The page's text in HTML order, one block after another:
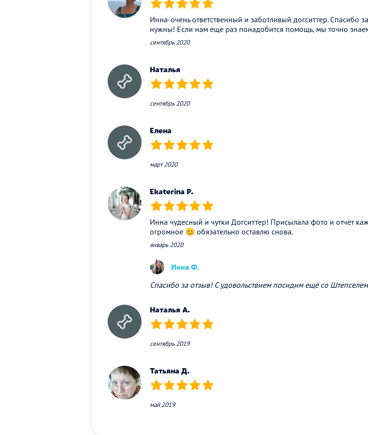
(*) (*) (*) (*) (*)
Инна-очень ответственный и заботливый догситтер.
нужны! Если нам ещё раз понадобится помощь, мы точно
сентябрь 2020
Наталья
(*) (*) (*) (*) (*)
сентябрь 2020
Елена
(*) (*) (*) (*) (*)
март 2020
Ekaterina P.
(*) (*) (*) (*) (*)
Инна чудесный и чутки Догситтер! Присылала фото и отчёт
огромное 😊 обязательно оставлю снова.
январь 2020
Инна Ф.
Спасибо за отзыв! С удовольствием посидим ещё со
Наталья А.
(*) (*) (*) (*) (*)
сентябрь 2019
Татьяна Д.
(*) (*) (*) (*) (*)
май 2019